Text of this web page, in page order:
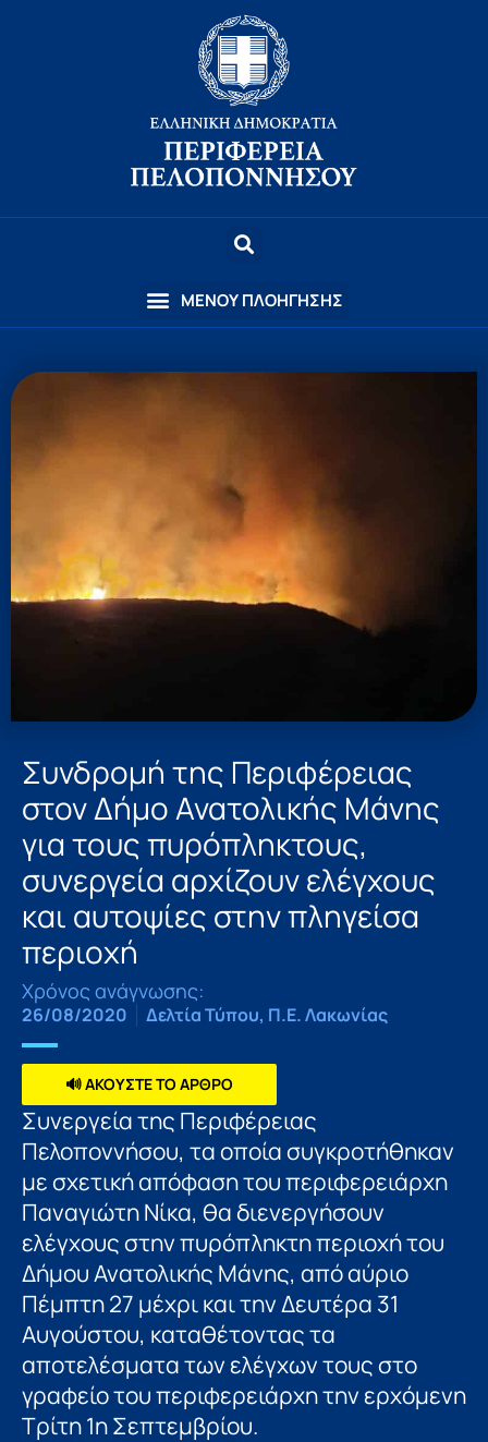
Συνδρομή της Περιφέρειας
στον Δήμο Ανατολικής Μάνης
για τους πυρόπληκτους,
συνεργεία αρχίζουν ελέγχους
και αυτοψίες στην πληγείσα
περιοχή
Χρόνος ανάγνωσης:
26/08/2020 Δελτία Τύπου, Π.Ε. Λακωνίας
🔊 ΑΚΟΥΣΤΕ ΤΟ ΑΡΘΡΟ
Συνεργεία της Περιφέρειας
Πελοποννήσου, τα οποία συγκροτήθηκαν
με σχετική απόφαση του περιφερειάρχη
Παναγιώτη Νίκα, θα διενεργήσουν
ελέγχους στην πυρόπληκτη περιοχή του
Δήμου Ανατολικής Μάνης, από αύριο
Πέμπτη 27 μέχρι και την Δευτέρα 31
Αυγούστου, καταθέτοντας τα
αποτελέσματα των ελέγχων τους στο
γραφείο του περιφερειάρχη την ερχόμενη
Τρίτη 1η Σεπτεμβρίου.